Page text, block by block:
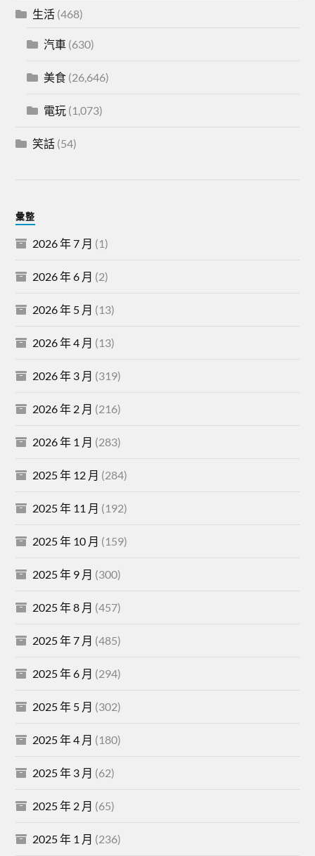
生活 (468)
汽車 (630)
美食 (26,646)
電玩 (1,073)
笑話 (54)
彙整
2026 年 7 月 (1)
2026 年 6 月 (2)
2026 年 5 月 (13)
2026 年 4 月 (13)
2026 年 3 月 (319)
2026 年 2 月 (216)
2026 年 1 月 (283)
2025 年 12 月 (284)
2025 年 11 月 (192)
2025 年 10 月 (159)
2025 年 9 月 (300)
2025 年 8 月 (457)
2025 年 7 月 (485)
2025 年 6 月 (294)
2025 年 5 月 (302)
2025 年 4 月 (180)
2025 年 3 月 (62)
2025 年 2 月 (65)
2025 年 1 月 (236)